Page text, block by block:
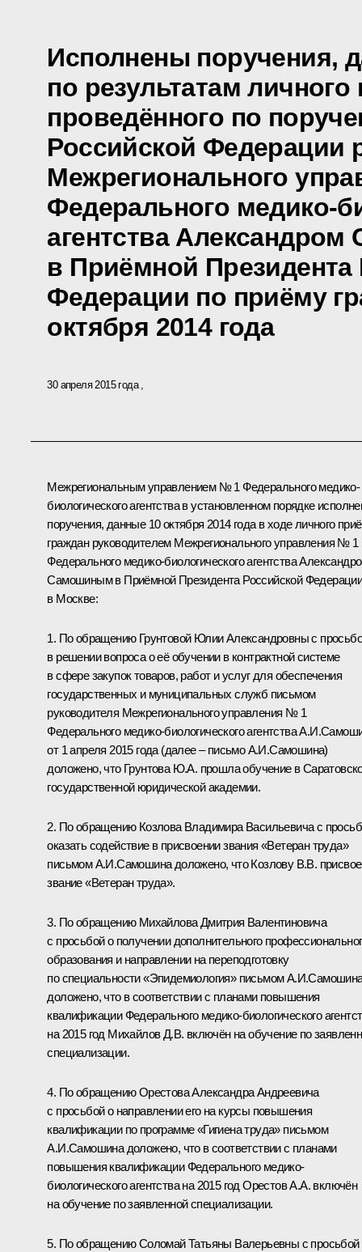
Исполнены поручения,
по результатам
проведённого по
Российской Федерации
Межрегионального
Федерального медико-
агентства
в Приёмной Президента
Федерации по приёму
октября 2014 года
30 апреля 2015 года
Межрегиональным управлением № 1 Федерального медико-
биологического агентства в установленном порядке
поручения, данные 10 октября 2014 года в ходе личного
граждан руководителем Межрегионального управления № 1
Федерального медико-биологического агентства
Самошиным в Приёмной Президента Российской
в Москве:
1. По обращению Грунтовой Юлии Александровны с
в решении вопроса о её обучении в контрактной системе
в сфере закупок товаров, работ и услуг для обеспечения
государственных и муниципальных служб письмом
руководителя Межрегионального управления № 1
Федерального медико-биологического агентства
от 1 апреля 2015 года (далее – письмо А.И.Самошина)
доложено, что Грунтова Ю.А. прошла обучение в
государственной юридической академии.
2. По обращению Козлова Владимира Васильевича с
оказать содействие в присвоении звания «Ветеран труда»
письмом А.И.Самошина доложено, что Козлову В.В.
звание «Ветеран труда».
3. По обращению Михайлова Дмитрия Валентиновича
с просьбой о получении дополнительного
образования и направлении на переподготовку
по специальности «Эпидемиология» письмом
доложено, что в соответствии с планами повышения
квалификации Федерального медико-биологического
на 2015 год Михайлов Д.В. включён на обучение по
специализации.
4. По обращению Орестова Александра Андреевича
с просьбой о направлении его на курсы повышения
квалификации по программе «Гигиена труда» письмом
А.И.Самошина доложено, что в соответствии с планами
повышения квалификации Федерального медико-
биологического агентства на 2015 год Орестов А.А. включён
на обучение по заявленной специализации.
5. По обращению Соломай Татьяны Валерьевны с просьбой